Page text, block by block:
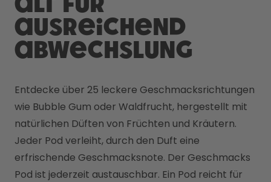
ausreichend
Abwechslung
Entdecke über 25 leckere Geschmacksrichtungen
wie Bubble Gum oder Waldfrucht, hergestellt mit
natürlichen Düften von Früchten und Kräutern.
Jeder Pod verleiht, durch den Duft eine
erfrischende Geschmacksnote. Der Geschmacks
Pod ist jederzeit austauschbar. Ein Pod reicht für